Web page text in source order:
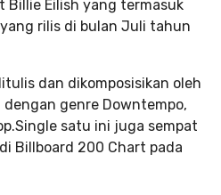
Billie Eilish yang termasuk
rilis di bulan Juli tahun
dan dikomposisikan oleh
dengan genre Downtempo,
satu ini juga sempat
Billboard 200 Chart pada